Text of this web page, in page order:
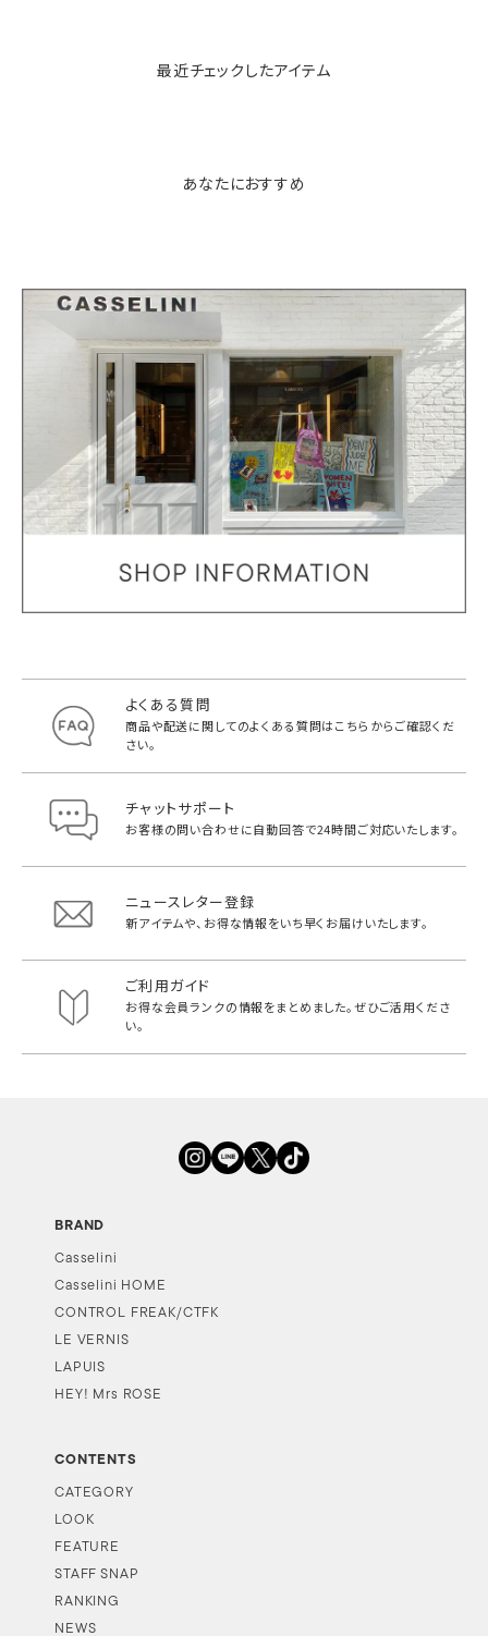
最近チェックしたアイテム
あなたにおすすめ
よくある質問
商品や配送に関してのよくある質問はこちらからご確認くだ
さい。
チャットサポート
お客様の問い合わせに自動回答で24時間ご対応いたします。
ニュースレター登録
新アイテムや、お得な情報をいち早く お届けいたします。
ご利用ガイド
お得な会員ランクの情報をまとめました。ぜひご活用くださ
い。
BRAND
Casselini
Casselini HOME
CONTROL FREAK/CTFK
LE VERNIS
LAPUIS
HEY! Mrs ROSE
CONTENTS
CATEGORY
LOOK
FEATURE
STAFF SNAP
RANKING
NEWS